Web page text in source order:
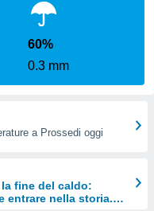
60%
0.3 mm
a Prossedi oggi
fine del caldo:
entrare nella storia.